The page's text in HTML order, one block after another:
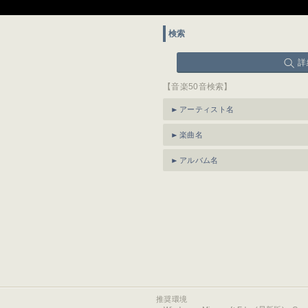
検索
詳
【音楽50音検索】
アーティスト名
楽曲名
アルバム名
推奨環境